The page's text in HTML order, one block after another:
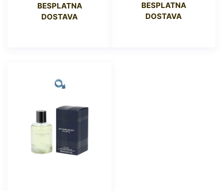
BESPLATNA
DOSTAVA
BESPLATNA
DOSTAVA